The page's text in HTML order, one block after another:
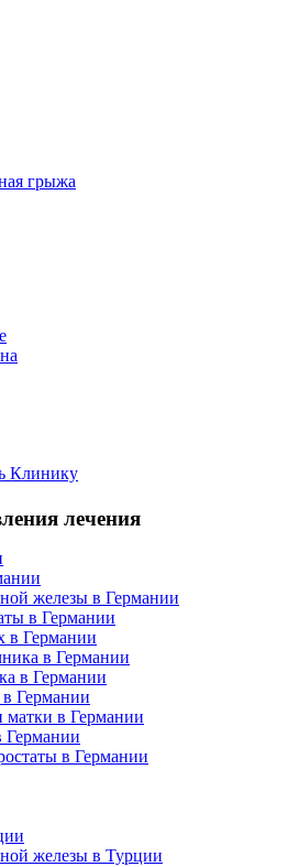
грыжа
Клинику
лечения
железы в Германии
в Германии
в Германии
в Германии
в Германии
Германии
матки в Германии
в Германии
железы в Турции